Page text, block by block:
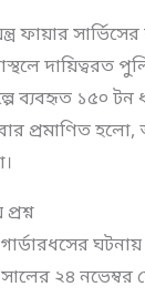
ফায়ার
দায়িত্বরত
ব্যবহৃত ১৫০ টন
প্রমাণিত হলো,
গার্ডারধসের
২৪ নভেম্বর